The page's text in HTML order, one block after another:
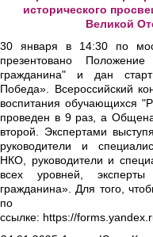
исторического
Великой
30 января в 14:30 по
презентовано
гражданина" и дан
Победа». Всероссийский
воспитания обучающихся
проведен в 9 раз, а
второй. Экспертами
руководители и
НКО, руководители и
всех уровней, эксперты
гражданина». Для того,
по
ссылке: https://